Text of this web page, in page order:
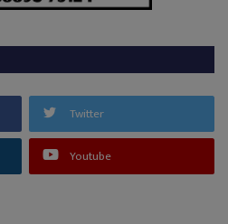
Twitter
Youtube